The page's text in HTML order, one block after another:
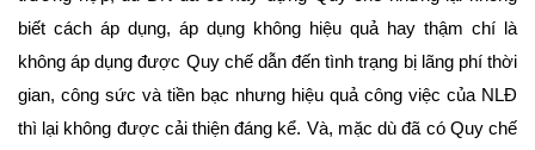
biết cách áp dụng, áp dụng không hiệu quả hay thậm chí là
không áp dụng được Quy chế dẫn đến tình trạng bị lãng phí thời
gian, công sức và tiền bạc nhưng hiệu quả công việc của NLĐ
thì lại không được cải thiện đáng kể. Và, mặc dù đã có Quy chế